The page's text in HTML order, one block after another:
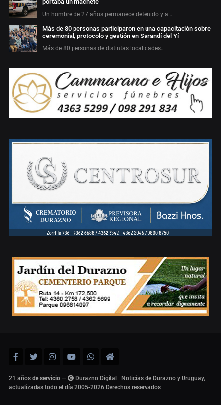
portaba un machete
Un hombre de 27 años permanece detenido y a…
Más de 80 personas participaron en una capacitación sobre
ceremonial, protocolo y gestión en Sarandí del Yí
Más de 80 personas de distintas localidades…
21 años de servicio —
Durazno Digital | Noticias de Durazno y Uruguay,
actualizadas todo el día 2005-2026 Derechos reservados